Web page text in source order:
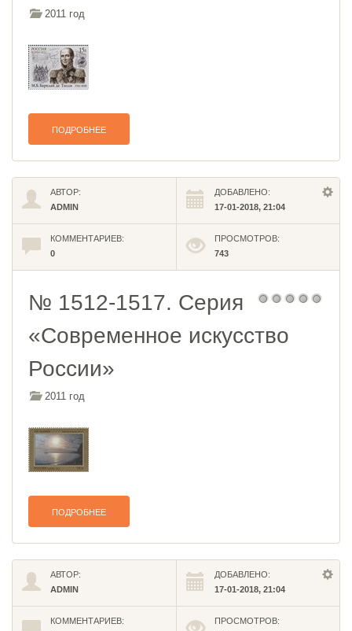
2011 год
ПОДРОБНЕЕ
АВТОР:
ADMIN
ДОБАВЛЕНО:
17-01-2018, 21:04
КОММЕНТАРИЕВ:
0
ПРОСМОТРОВ:
743
№ 1512-1517. Серия
«Современное искусство
России»
2011 год
ПОДРОБНЕЕ
АВТОР:
ADMIN
ДОБАВЛЕНО:
17-01-2018, 21:04
КОММЕНТАРИЕВ:
ПРОСМОТРОВ: